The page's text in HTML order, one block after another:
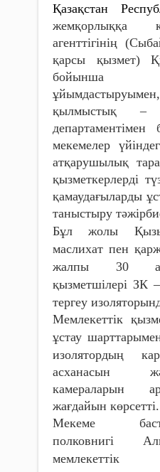
Қазақстан
жемқорлыққа
агенттігінің
қарсы қызмет)
бойынша
қылмыстық –
департаментімен
мекемелер
атқарушылық
қызметкерлерді
қамаудағыларды
таныстыру
Бұл жолы
маслихат пен
жалпы 30
қызметшілері ЗК –
тергеу
Мемлекеттік
ұстау
изолятордың
асханасын
камераларын
жағдайын көрсетті.
Мекеме
полковнигі
мемлекеттік